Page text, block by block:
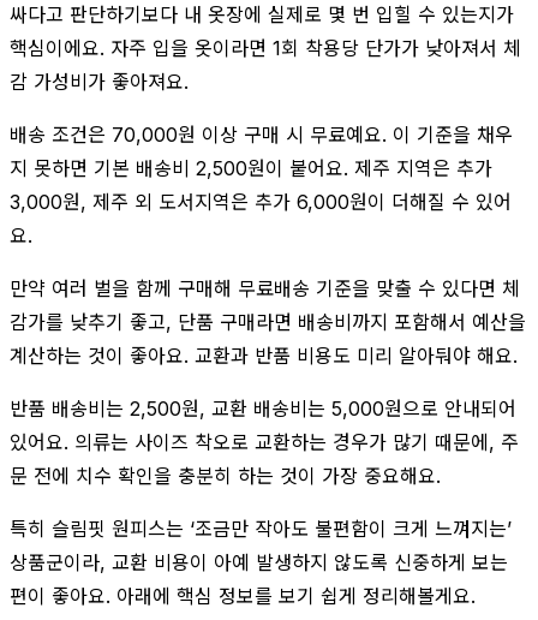
싸다고 판단하기보다 내 옷장에 실제로 몇 번 입힐 수 있는지가
핵심이에요. 자주 입을 옷이라면 1회 착용당 단가가 낮아져서 체
감 가성비가 좋아져요.
배송 조건은 70,000원 이상 구매 시 무료예요. 이 기준을 채우
지 못하면 기본 배송비 2,500원이 붙어요. 제주 지역은 추가
3,000원, 제주 외 도서지역은 추가 6,000원이 더해질 수 있어
요.
만약 여러 벌을 함께 구매해 무료배송 기준을 맞출 수 있다면 체
감가를 낮추기 좋고, 단품 구매라면 배송비까지 포함해서 예산을
계산하는 것이 좋아요. 교환과 반품 비용도 미리 알아둬야 해요.
반품 배송비는 2,500원, 교환 배송비는 5,000원으로 안내되어
있어요. 의류는 사이즈 착오로 교환하는 경우가 많기 때문에, 주
문 전에 치수 확인을 충분히 하는 것이 가장 중요해요.
특히 슬림핏 원피스는 ‘조금만 작아도 불편함이 크게 느껴지는’
상품군이라, 교환 비용이 아예 발생하지 않도록 신중하게 보는
편이 좋아요. 아래에 핵심 정보를 보기 쉽게 정리해볼게요.